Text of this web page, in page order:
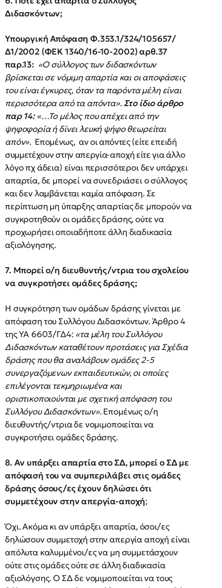
Διδασκόντων;
Υπουργική Απόφαση Φ.353.1/324/105657/
Δ1/2002 (ΦΕΚ 1340/16-10-2002) αρθ.37
παρ.13: «Ο σύλλογος των διδασκόντων
βρίσκεται σε νόμιμη απαρτία και οι αποφάσεις
του είναι έγκυρες, όταν τα παρόντα μέλη είναι
περισσότερα από τα απόντα».Στο ίδιο άρθρο
παρ 14:«…Το μέλος που απέχει από την
ψηφοφορία ή δίνει λευκή ψήφο θεωρείται
απόν». Επομένως, αν οι απόντες (είτε επειδή
συμμετέχουν στην απεργία-αποχή είτε για άλλο
λόγο πχ άδεια) είναι περισσότεροι δεν υπάρχει
απαρτία, δε μπορεί να συνεδριάσει ο σύλλογος
και δεν λαμβάνεται καμία απόφαση. Σε
περίπτωση μη ύπαρξης απαρτίας δε μπορούν να
συγκροτηθούν οι ομάδες δράσης, ούτε να
προχωρήσει οποιαδήποτε άλλη διαδικασία
αξιολόγησης.
7. Μπορεί ο/η διευθυντής/ντρια του σχολείου
να συγκροτήσει ομάδες δράσης;
Η συγκρότηση των ομάδων δράσης γίνεται με
απόφαση του Συλλόγου Διδασκόντων. Άρθρο 4
της ΥΑ 6603/ΓΔ4: «τα μέλη του Συλλόγου
Διδασκόντων καταθέτουν προτάσεις για Σχέδια
δράσης που θα αναλάβουν ομάδες 2-5
συνεργαζόμενων εκπαιδευτικών, οι οποίες
επιλέγονται τεκμηριωμένα και
οριστικοποιούνται με σχετική απόφαση του
Συλλόγου Διδασκόντων».Επομένως ο/η
διευθυντής/ντρια δε νομιμοποιείται να
συγκροτήσει ομάδες δράσης.
8. Αν υπάρξει απαρτία στο ΣΔ, μπορεί ο ΣΔ με
απόφασή του να συμπεριλάβει στις ομάδες
δράσης όσους/ες έχουν δηλώσει ότι
συμμετέχουν στην απεργία-αποχή;
Όχι. Ακόμα κι αν υπάρξει απαρτία, όσοι/ες
δηλώσουν συμμετοχή στην απεργία αποχή είναι
απόλυτα καλυμμένοι/ες να μη συμμετάσχουν
ούτε στις ομάδες ούτε σε άλλη διαδικασία
αξιολόγσης. Ο ΣΔ δε νομιμοποιείται να τους